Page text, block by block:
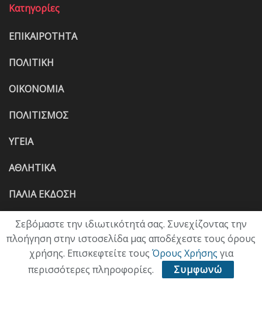
Κατηγορίες
ΕΠΙΚΑΙΡΟΤΗΤΑ
ΠΟΛΙΤΙΚΗ
ΟΙΚΟΝΟΜΙΑ
ΠΟΛΙΤΙΣΜΟΣ
ΥΓΕΙΑ
ΑΘΛΗΤΙΚΑ
ΠΑΛΙΑ ΕΚΔΟΣΗ
Σεβόμαστε την ιδιωτικότητά σας. Συνεχίζοντας την
πλοήγηση στην ιστοσελίδα μας αποδέχεστε τους όρους
χρήσης. Επισκεφτείτε τους Όρους Χρήσης για
περισσότερες πληροφορίες.
Συμφωνώ